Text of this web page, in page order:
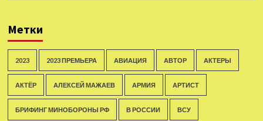
Метки
2023 2023 ПРЕМЬЕРА АВИАЦИЯ АВТОР АКТЕРЫ
АКТЁР АЛЕКСЕЙ МАЖАЕВ АРМИЯ АРТИСТ
БРИФИНГ МИНОБОРОНЫ РФ В РОССИИ ВСУ